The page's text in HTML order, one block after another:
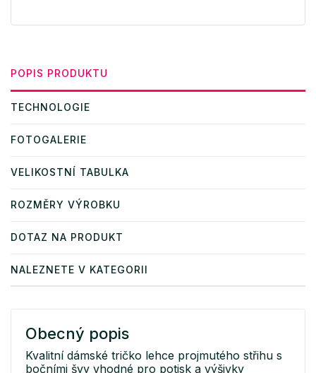
POPIS PRODUKTU
TECHNOLOGIE
FOTOGALERIE
VELIKOSTNÍ TABULKA
ROZMĚRY VÝROBKU
DOTAZ NA PRODUKT
NALEZNETE V KATEGORII
Obecný popis
Kvalitní dámské tričko lehce projmutého střihu s
bočními švy vhodné pro potisk a výšivky